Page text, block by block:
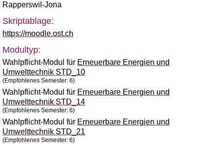
Rapperswil-Jona
Skriptablage:
https://moodle.ost.ch
Modultyp:
Wahlpflicht-Modul für Erneuerbare Energien und
Umwelttechnik STD_10
(Empfohlenes Semester: 6)
Wahlpflicht-Modul für Erneuerbare Energien und
Umwelttechnik STD_14
(Empfohlenes Semester: 6)
Wahlpflicht-Modul für Erneuerbare Energien und
Umwelttechnik STD_21
(Empfohlenes Semester: 6)